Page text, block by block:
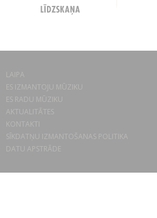
LAIPA
ES IZMANTOJU MŪZIKU
ES RADU MŪZIKU
AKTUALITĀTES
KONTAKTI
SĪKDATŅU IZMANTOŠANAS POLITIKA
DATU APSTRĀDE